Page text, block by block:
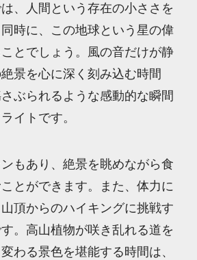
、人間という存在の小ささを
時に、この地球という星の偉
とでしょう。風の音だけが静
景を心に深く刻み込む時間
ぶられるような感動的な瞬間
イトです。
もあり、絶景を眺めながら食
とができます。また、体力に
頂からのハイキングに挑戦す
。高山植物が咲き乱れる道を
わる景色を堪能する時間は、